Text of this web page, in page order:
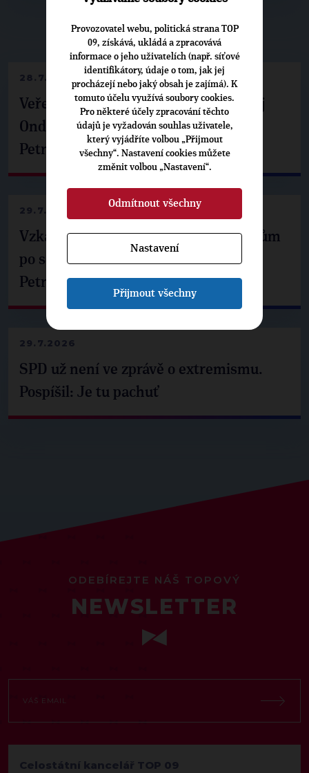
▶NEPŘEHLÉDNĚTE◀
28.7.2026
Veřejné finance, euro i školství. Matěj
Ondřej Havel jednal s prezidentem
Petrem Pavlem
29.7.2026
Vzkaz Matěje Ondřeje Havla příznivcům
po setkání s prezidentem republiky
Petrem Pavlem
29.7.2026
SPD už není ve zprávě o extremismu.
Pospíšil: Je tu pachuť
ODEBÍREJTE NÁŠ TOPOVÝ
NEWSLETTER
Celostátní kancelář TOP 09
Provozovatel webu, politická strana TOP
09, získává, ukládá a zpracovává
informace o jeho uživatelích (např. síťové
identifikátory, údaje o tom, jak jej
procházejí nebo jaký obsah je zajímá). K
tomuto účelu využívá soubory cookies.
Pro některé účely zpracování těchto
údajů je vyžadován souhlas uživatele,
který vyjádříte volbou „Přijmout
všechny“. Nastavení cookies můžete
změnit volbou „Nastavení“.
Odmítnout všechny
Nastavení
Přijmout všechny